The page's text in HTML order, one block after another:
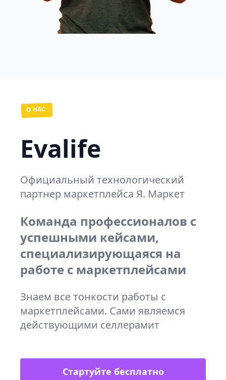
О НАС
Evalife
Официальный технологический
партнер маркетплейса Я. Маркет
Команда профессионалов с
успешными кейсами,
специализирующаяся на
работе с маркетплейсами
Знаем все тонкости работы с
маркетплейсами. Сами являемся
действующими селлерамит
Стартуйте бесплатно